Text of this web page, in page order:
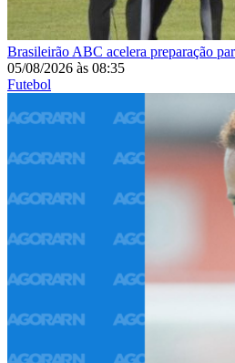
Brasileirão ABC acelera preparação
05/08/2026 às 08:35
Futebol